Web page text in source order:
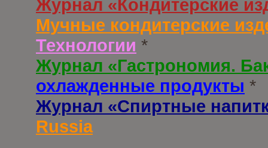
Журнал «Кондитерские
Мучные кондитерские
Технологии *
Журнал «Гастрономия.
охлажденные продукты *
Журнал «Спиртные
Russia